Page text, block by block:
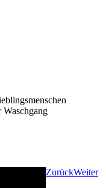
Waschgang
ZurückWeiter